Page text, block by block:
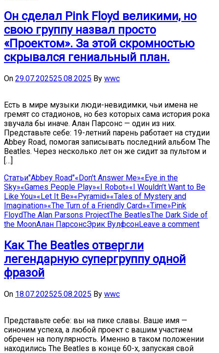
Он сделал Pink Floyd великими, но
свою группу назвал просто
«Проектом». За этой скромностью
скрывался гениальный план.
On 29.07.202525.08.2025 By wwc
Есть в мире музыки люди-невидимки, чьи имена не
гремят со стадионов, но без которых сама история рока
звучала бы иначе. Алан Парсонс — один из них.
Представьте себе: 19-летний парень работает на студии
Abbey Road, помогая записывать последний альбом The
Beatles. Через несколько лет он же сидит за пультом и
[…]
Статьи"Abbey Road"«Don't Answer Me»«Eye in the
Sky»«Games People Play»«I Robot»«I Wouldn’t Want to Be
Like You»«Let It Be»«Pyramid»«Tales of Mystery and
Imagination»«The Turn of a Friendly Card»«Time»Pink
FloydThe Alan Parsons ProjectThe BeatlesThe Dark Side of
the MoonАлан ПарсонсЭрик ВулфсонLeave a comment
Как The Beatles отвергли
легендарную супергруппу одной
фразой
On 18.07.202525.08.2025 By wwc
Представьте себе: вы на пике славы. Ваше имя —
синоним успеха, а любой проект с вашим участием
обречен на популярность. Именно в таком положении
находились The Beatles в конце 60-х, запуская свой